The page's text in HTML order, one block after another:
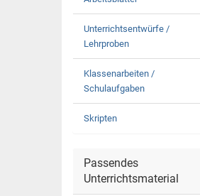
Unterrichtsentwürfe /
Lehrproben
Klassenarbeiten /
Schulaufgaben
Skripten
Passendes
Unterrichtsmaterial